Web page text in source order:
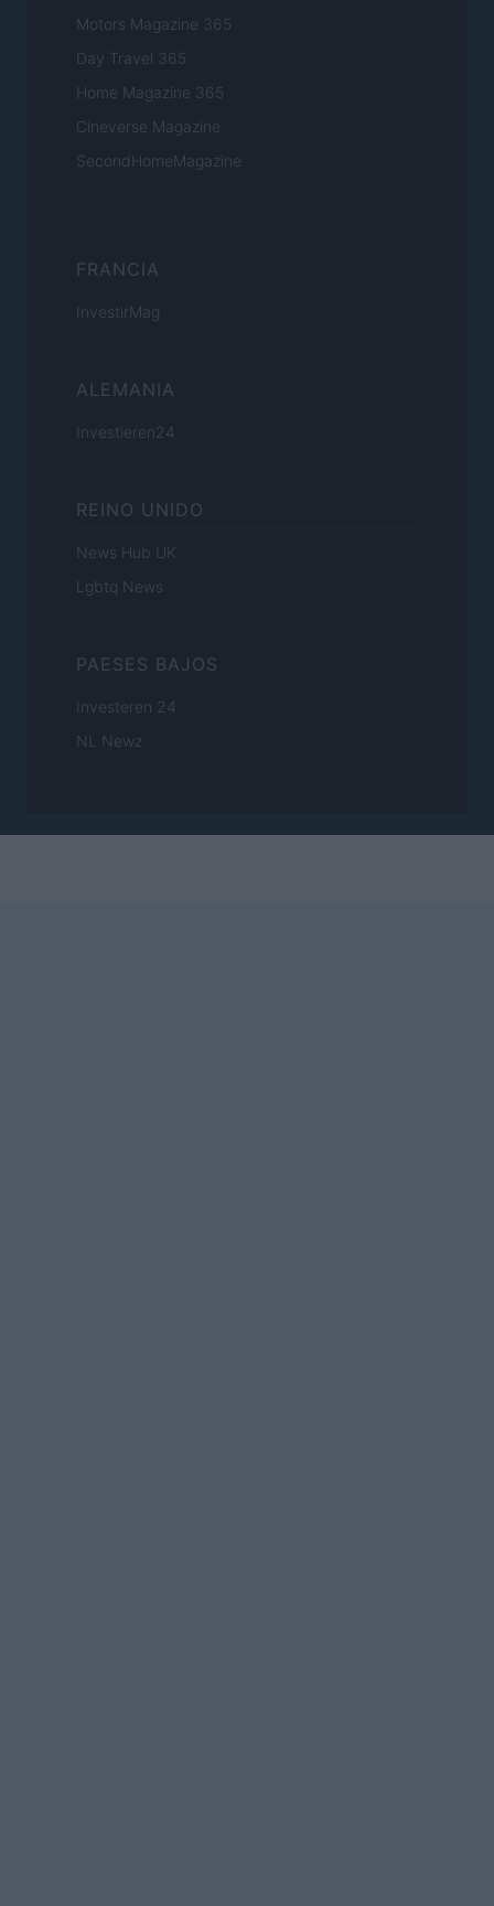
Motors Magazine 365
Day Travel 365
Home Magazine 365
Cineverse Magazine
SecondHomeMagazine
FRANCIA
InvestirMag
ALEMANIA
Investieren24
REINO UNIDO
News Hub UK
Lgbtq News
PAESES BAJOS
Investeren 24
NL Newz